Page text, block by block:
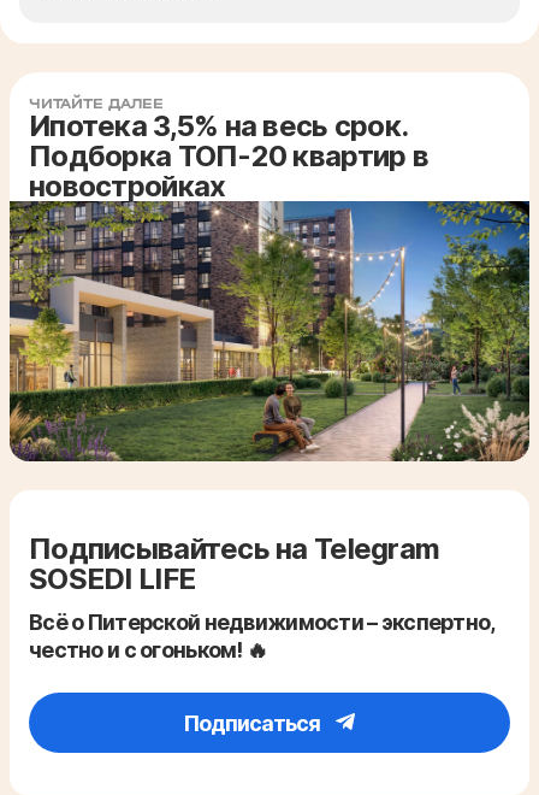
ЧИТАЙТЕ ДАЛЕЕ
Ипотека 3,5% на весь срок.
Подборка ТОП-20 квартир в
новостройках
Подписывайтесь на Telegram
SOSEDI LIFE
Всё о Питерской недвижимости – экспертно,
честно и с огоньком! 🔥
Подписаться